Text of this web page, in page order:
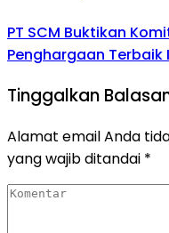
PT SCM Buktikan
Penghargaan Terbaik
Tinggalkan
Alamat email Anda
yang wajib ditandai *